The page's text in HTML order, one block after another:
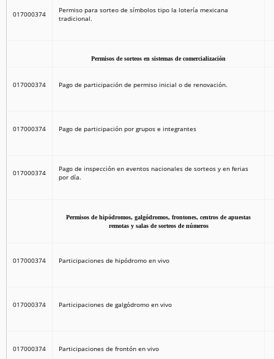
017000374
Permiso para sorteo de símbolos tipo la lotería mexicana
tradicional.
Permisos de sorteos en sistemas de comercialización
017000374 Pago de participación de permiso inicial o de renovación.
017000374 Pago de participación por grupos e integrantes
017000374
Pago de inspección en eventos nacionales de sorteos y en ferias
por día.
Permisos de hipódromos, galgódromos, frontones, centros de apuestas
remotas y salas de sorteos de números
017000374 Participaciones de hipódromo en vivo
017000374 Participaciones de galgódromo en vivo
017000374 Participaciones de frontón en vivo